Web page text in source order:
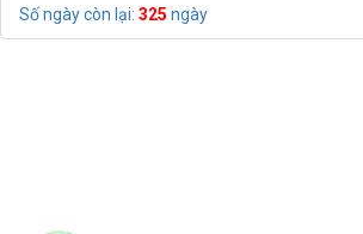
Số ngày còn lại: ngày